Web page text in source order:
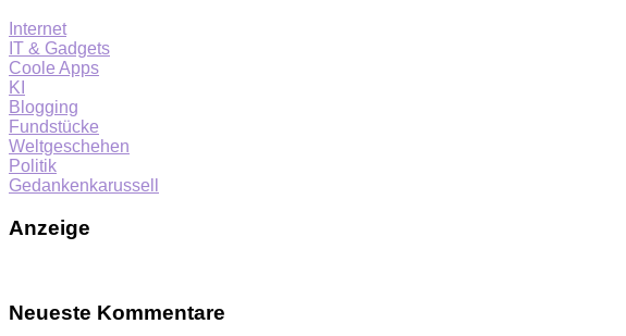
Internet
IT & Gadgets
Coole Apps
KI
Blogging
Fundstücke
Weltgeschehen
Politik
Gedankenkarussell
Anzeige
Neueste Kommentare